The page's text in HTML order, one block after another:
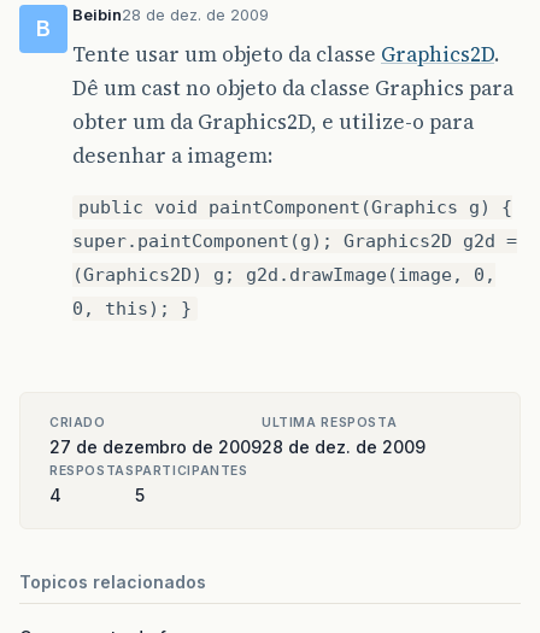
	 * @param args
	 */
public
static void main String []
SwingUtilities
invokeLater
@Override
public
}
});
/**
static final long
/**
		 * A imagem que será desenhada.
* Construtor que carrega a imagem a
		 *
B
Beibin28 de dez. de 2009
Tente usar um objeto da classe Graphics2D.
Dê um cast no objeto da classe Graphics para
obter um da Graphics2D, e utilize-o para
desenhar a imagem:
public void paintComponent(Graphics g) {
super.paintComponent(g); Graphics2D g2d =
(Graphics2D) g; g2d.drawImage(image, 0,
0, this); }
CRIADO
27 de dezembro de 2009
ULTIMA RESPOSTA
28 de dez. de 2009
RESPOSTAS
4
PARTICIPANTES
5
Topicos relacionados